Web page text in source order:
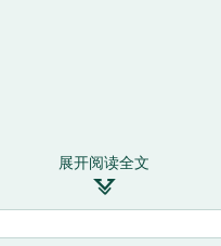
展开阅读全文
